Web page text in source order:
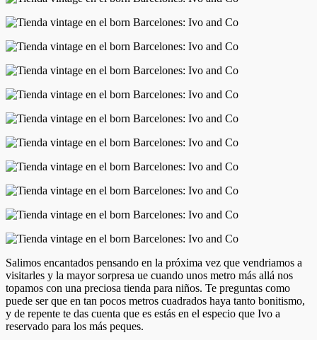
Salimos encantados pensando en la próxima vez que vendriamos a
visitarles y la mayor sorpresa ue cuando unos metro más allá nos
topamos con una preciosa tienda para niños. Te preguntas como
puede ser que en tan pocos metros cuadrados haya tanto bonitismo,
y de repente te das cuenta que es estás en el especio que Ivo a
reservado para los más peques.